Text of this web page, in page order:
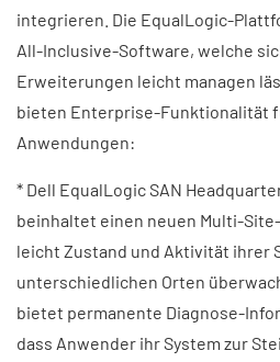
integrieren. Die EqualLogic-
All-Inclusive-Software, welche
Erweiterungen leicht managen
bieten Enterprise-Funktionalität
Anwendungen:
* Dell EqualLogic SAN
beinhaltet einen neuen Multi-
leicht Zustand und Aktivität ihrer
unterschiedlichen Orten
bietet permanente Diagnose-
dass Anwender ihr System zur